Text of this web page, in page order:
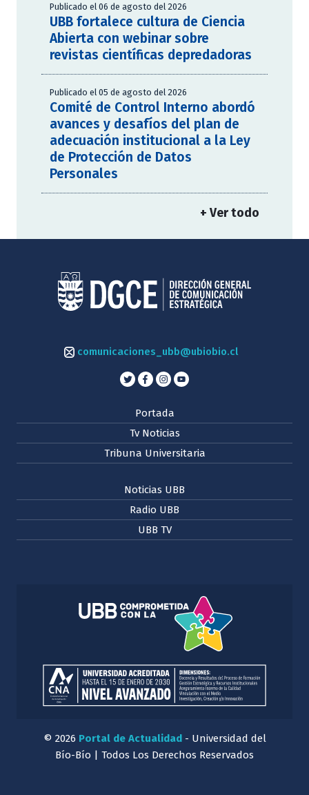
Publicado el 06 de agosto del 2026
UBB fortalece cultura de Ciencia
Abierta con webinar sobre
revistas científicas depredadoras
Publicado el 05 de agosto del 2026
Comité de Control Interno abordó
avances y desafíos del plan de
adecuación institucional a la Ley
de Protección de Datos
Personales
+ Ver todo
comunicaciones_ubb@ubiobio.cl
Portada
Tv Noticias
Tribuna Universitaria
Noticias UBB
Radio UBB
UBB TV
© 2026 Portal de Actualidad- Universidad del
Bío-Bío | Todos Los Derechos Reservados